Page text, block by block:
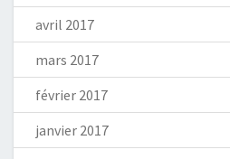
avril 2017
mars 2017
février 2017
janvier 2017